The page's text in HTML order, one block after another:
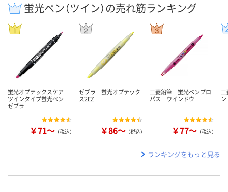
蛍光ペン（ツイン）の売れ筋ランキング
蛍光オプテックスケア
ツインタイプ蛍光ペン
ゼブラ
￥71～ （税込）
ゼブラ 蛍光オプテック
ス2EZ
￥86～ （税込）
三菱鉛筆 蛍光ペンプロ
パス ウインドウ
￥77～ （税込）
ランキングをもっと見る